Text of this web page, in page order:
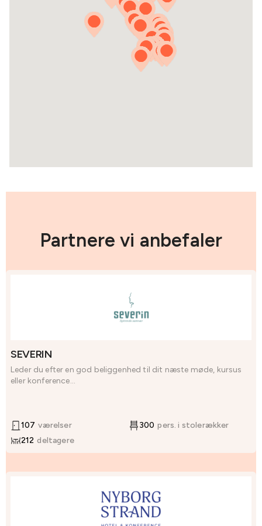
Partnere vi anbefaler
SEVERIN
Leder du efter en god beliggenhed til dit næste møde, kursus
eller konference...
107 værelser 300 pers. i stolerækker
212 deltagere